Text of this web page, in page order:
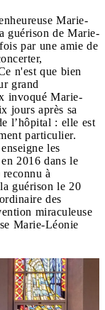
Marie-
guérison de Marie-
par une amie de
n'est que bien
grand
invoqué Marie-
jours après sa
l’hôpital : elle est
particulier.
les
2016 dans le
à
guérison le 20
des
miraculeuse
Marie-Léonie